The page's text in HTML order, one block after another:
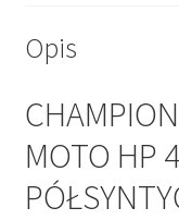
Opis
MOTO HP